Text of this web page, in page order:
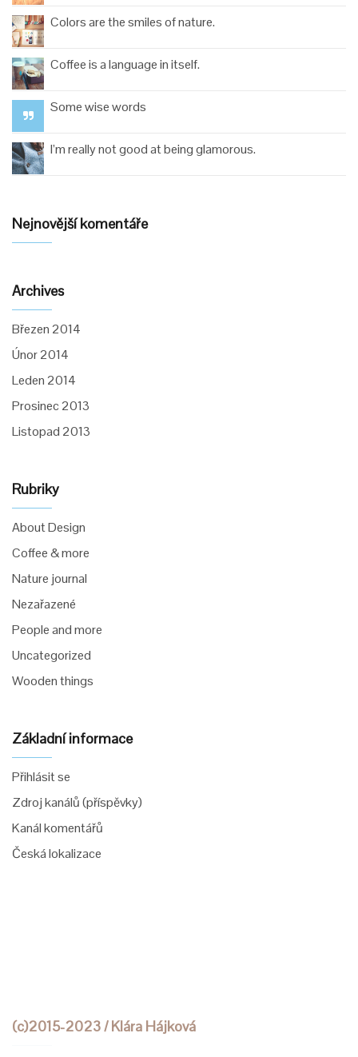
Colors are the smiles of nature.
Coffee is a language in itself.
Some wise words
I’m really not good at being glamorous.
Nejnovější komentáře
Archives
Březen 2014
Únor 2014
Leden 2014
Prosinec 2013
Listopad 2013
Rubriky
About Design
Coffee & more
Nature journal
Nezařazené
People and more
Uncategorized
Wooden things
Základní informace
Přihlásit se
Zdroj kanálů (příspěvky)
Kanál komentářů
Česká lokalizace
(c)2015-2023 / Klára Hájková